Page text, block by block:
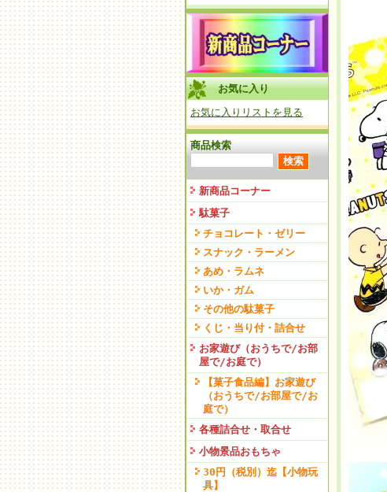
お気に入り
お気に入りリストを見る
商品検索
新商品コーナー
駄菓子
チョコレート・ゼリー
スナック・ラーメン
あめ・ラムネ
いか・ガム
その他の駄菓子
くじ・当り付・詰合せ
お家遊び（おうちで/お部
屋で/お庭で）
【菓子食品編】お家遊び
（おうちで/お部屋で/お
庭で）
各種詰合せ・取合せ
小物景品おもちゃ
30円（税別）迄【小物玩
具】